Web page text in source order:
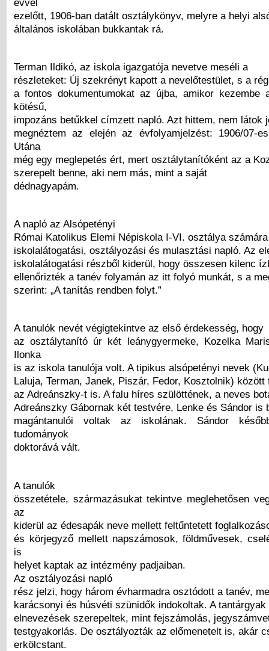
ezelőtt, 1906-ban datált osztálykönyv, melyre a helyi
általános iskolában bukkantak rá.
Terman Ildikó, az iskola igazgatója nevetve meséli a
részleteket: Új szekrényt kapott a nevelőtestület, s a
a fontos dokumentumokat az újba, amikor kezembe
kötésű,
impozáns betűkkel címzett napló. Azt hittem, nem látok
megnéztem az elején az évfolyamjelzést: 1906/07-
Utána
még egy meglepetés ért, mert osztálytanítóként az a
szerepelt benne, aki nem más, mint a saját
dédnagyapám.
A napló az Alsópetényi
Római Katolikus Elemi Népiskola I-VI. osztálya
iskolalátogatási, osztályozási és mulasztási napló. Az
iskolalátogatási részből kiderül, hogy összesen kilenc
ellenőrizték a tanév folyamán az itt folyó munkát, s a
szerint: „A tanítás rendben folyt.”
A tanulók nevét végigtekintve az első érdekesség, hogy
az osztálytanító úr két leánygyermeke, Kozelka
Ilonka
is az iskola tanulója volt. A tipikus alsópetényi nevek
Laluja, Terman, Janek, Piszár, Fedor, Kosztolnik) között
az Adreánszky-t is. A falu híres szülöttének, a neves
Adreánszky Gábornak két testvére, Lenke és Sándor is
magántanulói voltak az iskolának. Sándor
tudományok
doktorává vált.
A tanulók
összetétele, származásukat tekintve meglehetősen
az
kiderül az édesapák neve mellett feltűntetett
és körjegyző mellett napszámosok, földművesek,
is
helyet kaptak az intézmény padjaiban.
Az osztályozási napló
rész jelzi, hogy három évharmadra osztódott a tanév,
karácsonyi és húsvéti szünidők indokoltak. A
elnevezések szerepeltek, mint fejszámolás,
testgyakorlás. De osztályozták az előmenetelt is, akár
erkölcstant.